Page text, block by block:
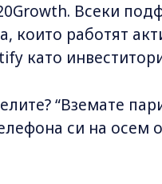
Всеки
които работят
като
“Вземате
си на осем